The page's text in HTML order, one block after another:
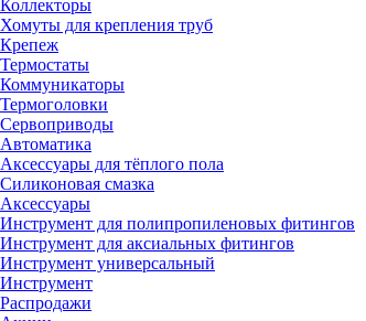
Коллекторы
Хомуты для крепления труб
Крепеж
Термостаты
Коммуникаторы
Термоголовки
Сервоприводы
Автоматика
Аксессуары для тёплого пола
Силиконовая смазка
Аксессуары
Инструмент для полипропиленовых фитингов
Инструмент для аксиальных фитингов
Инструмент универсальный
Инструмент
Распродажи